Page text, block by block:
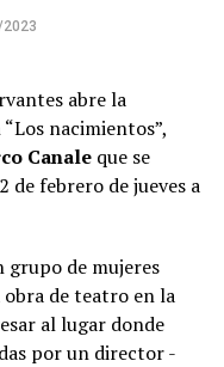
abre la
nacimientos”,
Canale que se
de febrero de jueves a
grupo de mujeres
de teatro en la
al lugar donde
por un director -